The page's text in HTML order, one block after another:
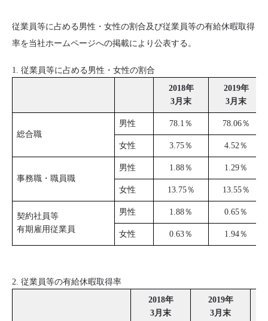
従業員等に占める男性・女性の割合及び従業員等の有給休暇取得
率を当社ホームページへの掲載により公表する。
1. 従業員等に占める男性・女性の割合
2018年
3月末
2019年
3月末
総合職
男性 78.1％ 78.06％
女性 3.75％ 4.52％
事務職・職員職
男性 1.88％ 1.29％
女性 13.75％ 13.55％
契約社員等
有期雇用従業員
男性 1.88％ 0.65％
女性 0.63％ 1.94％
2. 従業員等の有給休暇取得率
2018年
3月末
2019年
3月末